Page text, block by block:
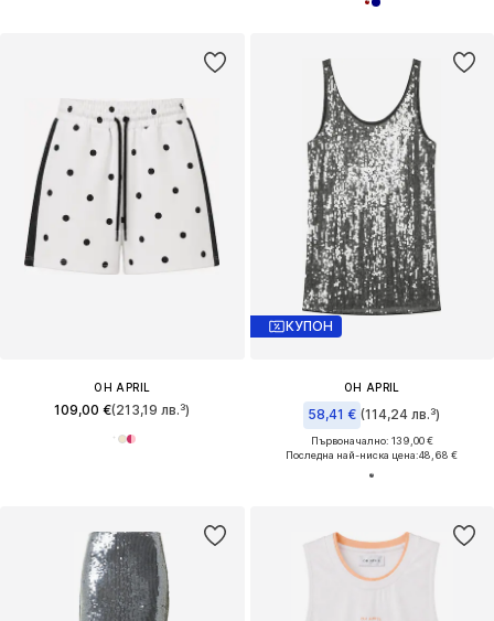
OH APRIL
109,00 €(213,19 лв.³)
КУПОН
OH APRIL
58,41 € (114,24 лв.³)
Първоначално: 139,00 €
Последна най-ниска цена:48,68 €